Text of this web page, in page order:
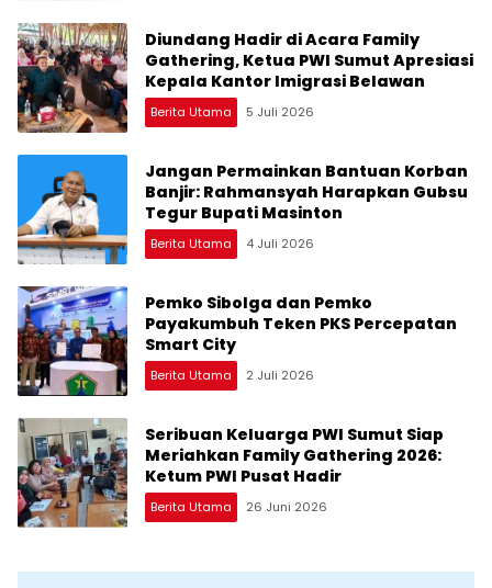
Diundang Hadir di Acara Family
Gathering, Ketua PWI Sumut Apresiasi
Kepala Kantor Imigrasi Belawan
Berita Utama 5 Juli 2026
Jangan Permainkan Bantuan Korban
Banjir: Rahmansyah Harapkan Gubsu
Tegur Bupati Masinton
Berita Utama 4 Juli 2026
Pemko Sibolga dan Pemko
Payakumbuh Teken PKS Percepatan
Smart City
Berita Utama 2 Juli 2026
Seribuan Keluarga PWI Sumut Siap
Meriahkan Family Gathering 2026:
Ketum PWI Pusat Hadir
Berita Utama 26 Juni 2026